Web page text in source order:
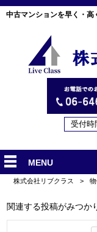
中古マンションを早く・高
受付時
MENU
株式会社リブクラス >
関連する投稿がみつか